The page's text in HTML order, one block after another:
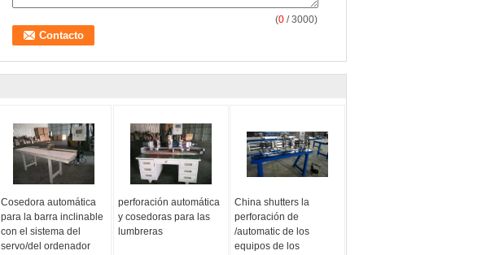
(0 / 3000)
Cosedora automática
para la barra inclinable
con el sistema del
servo/del ordenador
perforación automática
y cosedoras para las
lumbreras
China shutters la
perforación de
/automatic de los
equipos de los